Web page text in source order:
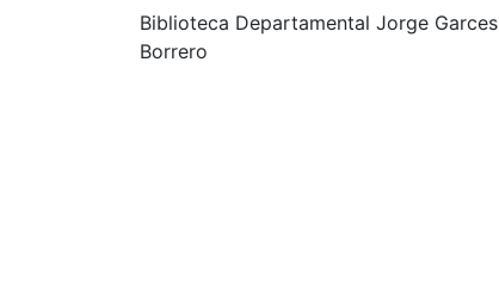
Biblioteca Departamental Jorge Garces
Borrero